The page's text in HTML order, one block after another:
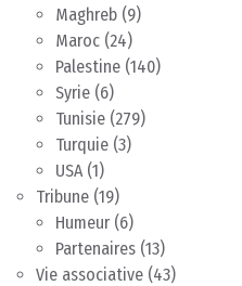
Maghreb (9)
Maroc (24)
Palestine (140)
Syrie (6)
Tunisie (279)
Turquie (3)
USA(1)
Tribune (19)
Humeur (6)
Partenaires (13)
Vie associative (43)